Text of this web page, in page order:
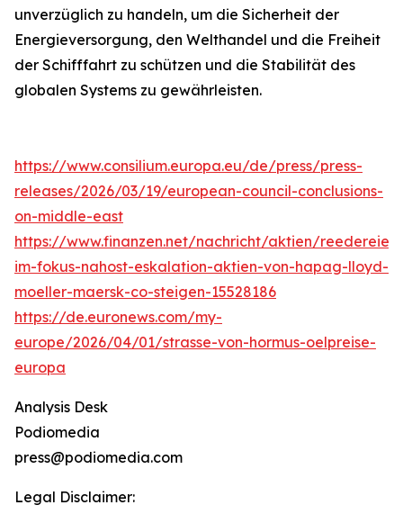
unverzüglich zu handeln, um die Sicherheit der
Energieversorgung, den Welthandel und die Freiheit
der Schifffahrt zu schützen und die Stabilität des
globalen Systems zu gewährleisten.
https://www.consilium.europa.eu/de/press/press-
releases/2026/03/19/european-council-conclusions-
on-middle-east
https://www.finanzen.net/nachricht/aktien/reedereien-
im-fokus-nahost-eskalation-aktien-von-hapag-lloyd-
moeller-maersk-co-steigen-15528186
https://de.euronews.com/my-
europe/2026/04/01/strasse-von-hormus-oelpreise-
europa
Analysis Desk
Podiomedia
press@podiomedia.com
Legal Disclaimer: